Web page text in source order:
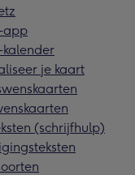
app
je kaart
(schrijfhulp)